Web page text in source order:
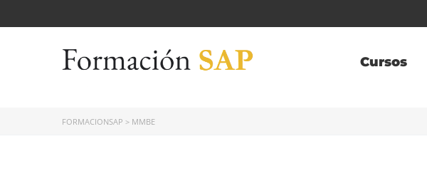
Cursos
FORMACIONSAP > MMBE